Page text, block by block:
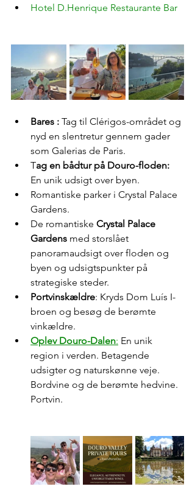
Hotel D.Henrique Restaurante Bar
Bares : Tag til Clérigos-området og
nyd en slentretur gennem gader
som Galerias de Paris.
Tag en bådtur på Douro-floden:
En unik udsigt over byen.
Romantiske parker i Crystal Palace
Gardens.
De romantiske Crystal Palace
Gardens med storslået
panoramaudsigt over floden og
byen og udsigtspunkter på
strategiske steder.
Portvinskældre: Kryds Dom Luís I-
broen og besøg de berømte
vinkældre.
Oplev Douro-Dalen: En unik
region i verden. Betagende
udsigter og naturskønne veje.
Bordvine og de berømte hedvine.
Portvin.